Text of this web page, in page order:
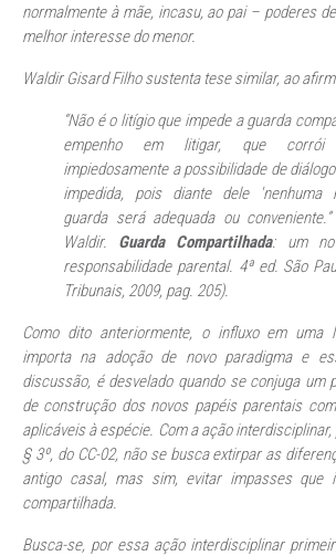
normalmente à mãe, incasu, ao pai – poderes
melhor interesse do menor.
Waldir Gisard Filho sustenta tese similar, ao
“Não é o litígio que impede a guarda
empenho em litigar, que corrói
impiedosamente a possibilidade de
impedida, pois diante dele 'nenhuma
guarda será adequada ou
Waldir. Guarda Compartilhada: um
responsabilidade parental. 4ª ed. São
Tribunais, 2009, pag. 205).
Como dito anteriormente, o influxo em uma
importa na adoção de novo paradigma e
discussão, é desvelado quando se conjuga um
de construção dos novos papéis parentais
aplicáveis à espécie. Com a ação
§ 3º, do CC-02, não se busca extirpar as
antigo casal, mas sim, evitar impasses que
compartilhada.
Busca-se, por essa ação interdisciplinar